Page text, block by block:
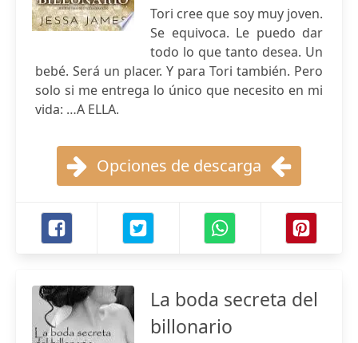
Tori cree que soy muy joven.
Se equivoca. Le puedo dar
todo lo que tanto desea. Un
bebé. Será un placer. Y para Tori también. Pero
solo si me entrega lo único que necesito en mi
vida: …A ELLA.
Opciones de descarga
La boda secreta del
billonario